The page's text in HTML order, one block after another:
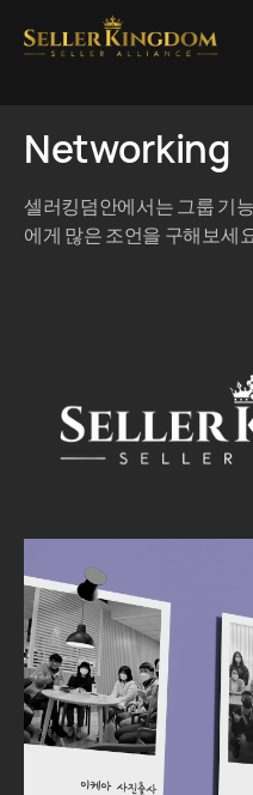
Networking
셀러킹덤안에서는 그룹 기
에게 많은 조언을 구해보세